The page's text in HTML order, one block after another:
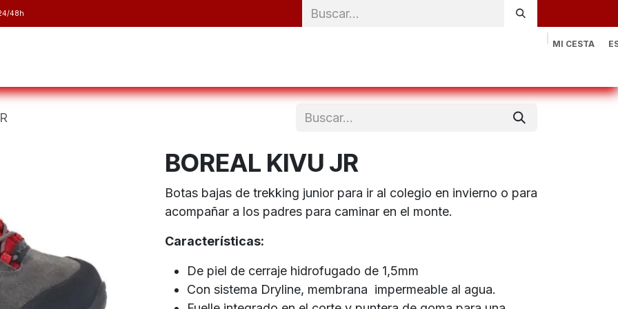
48h
MI CESTA
BOREAL KIVU JR
Botas bajas de trekking junior para ir al colegio en invierno o para
acompañar a los padres para caminar en el monte.
Características:
De piel de cerraje hidrofugado de 1,5mm
Con sistema Dryline, membrana impermeable al agua.